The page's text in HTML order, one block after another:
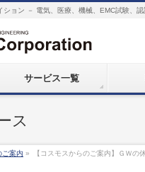
ョン － 電気、医療、機械、EMC試験、
サービス一覧
ス
ご案内 » 【コスモスからのご案内】ＧＷの